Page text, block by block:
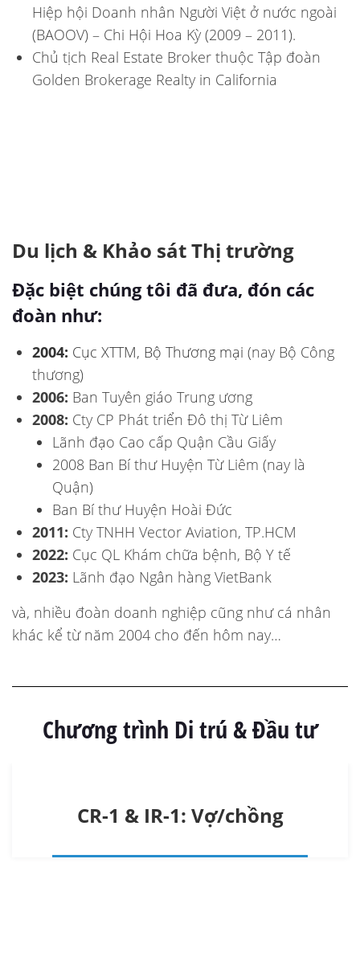
Hiệp hội Doanh nhân Người Việt ở nước ngoài
(BAOOV) – Chi Hội Hoa Kỳ (2009 – 2011).
Chủ tịch Real Estate Broker thuộc Tập đoàn
Golden Brokerage Realty in California
Du lịch & Khảo sát Thị trường
Đặc biệt chúng tôi đã đưa, đón các
đoàn như:
2004: Cục XTTM, Bộ Thương mại (nay Bộ Công
thương)
2006: Ban Tuyên giáo Trung ương
2008: Cty CP Phát triển Đô thị Từ Liêm
Lãnh đạo Cao cấp Quận Cầu Giấy
2008 Ban Bí thư Huyện Từ Liêm (nay là
Quận)
Ban Bí thư Huyện Hoài Đức
2011: Cty TNHH Vector Aviation, TP.HCM
2022: Cục QL Khám chữa bệnh, Bộ Y tế
2023: Lãnh đạo Ngân hàng VietBank
và, nhiều đoàn doanh nghiệp cũng như cá nhân
khác kể từ năm 2004 cho đến hôm nay…
Chương trình Di trú & Đầu tư
CR-1 & IR-1: Vợ/chồng